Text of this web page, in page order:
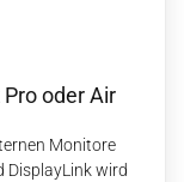
oder Air
Monitore
DisplayLink wird